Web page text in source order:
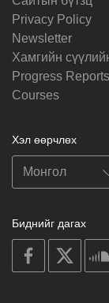
Privacy Policy
Newsletter
Хамгийн
Progress Reports
Courses
Хэл өөрчлөх
Биднийг дагах
on
facebook